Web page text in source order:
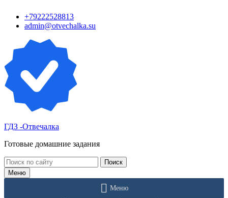
контенту
+79222528813
admin@otvechalka.su
ГДЗ -Отвечалка
Готовые домашние задания
Поиск:
Меню
Меню